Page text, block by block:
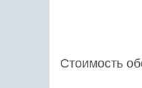
Стоимость